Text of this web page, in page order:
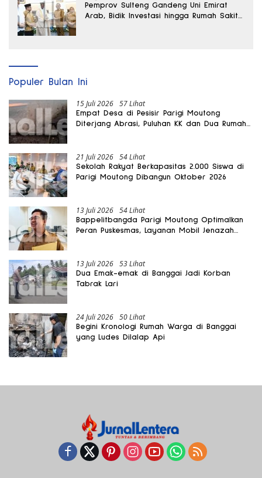
Pemprov Sulteng Gandeng Uni Emirat
Arab, Bidik Investasi hingga Rumah Sakit
Populer Bulan Ini
15 Juli 2026 57 Lihat
Empat Desa di Pesisir Parigi Moutong
Diterjang Abrasi, Puluhan KK dan Dua Rumah
21 Juli 2026 54 Lihat
Sekolah Rakyat Berkapasitas 2.000 Siswa di
Parigi Moutong Dibangun Oktober 2026
13 Juli 2026 54 Lihat
Bappelitbangda Parigi Moutong Optimalkan
Peran Puskesmas, Layanan Mobil Jenazah
13 Juli 2026 53 Lihat
Dua Emak-emak di Banggai Jadi Korban
Tabrak Lari
24 Juli 2026 50 Lihat
Begini Kronologi Rumah Warga di Banggai
yang Ludes Dilalap Api